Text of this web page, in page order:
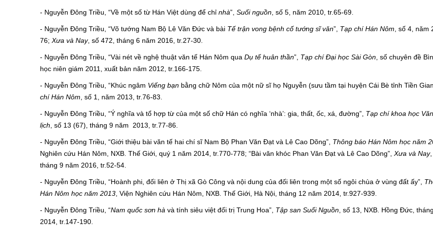
- Nguyễn Đông Triều, “Về một số từ Hán Việt dùng để chỉ nhà”, Suối nguồn , số 5, năm 2010, tr.65-69.
- Nguyễn Đông Triều, “Võ tướng Nam Bộ Lê Văn Đức và bài Tế trận vong bệnh cố tướng sĩ văn”, Tạp chí Hán Nôm , số 4, năm
76; Xưa và Nay, số 472, tháng 6 năm 2016, tr.27-30.
- Nguyễn Đông Triều, “Vài nét về nghệ thuật văn tế Hán Nôm qua Dụ tế huân thần”, Tạp chí Đại học Sài Gòn , số chuyên đề
học niên giám 2011, xuất bản năm 2012, tr.166-175.
- Nguyễn Đông Triều, “Khúc ngâm Viếng bạn bằng chữ Nôm của một nữ sĩ họ Nguyễn (sưu tầm tại huyện Cái Bè tỉnh Tiền
chí Hán Nôm , số 1, năm 2013, tr.76-83.
- Nguyễn Đông Triều, “Ý nghĩa và tổ hợp từ của một số chữ Hán có nghĩa ‘nhà’: gia, thất, ốc, xá, đường”, Tạp chí khoa học
lịch , số 13 (67), tháng 9 năm 2013, tr.77-86.
- Nguyễn Đông Triều, “Giới thiệu bài văn tế hai chí sĩ Nam Bộ Phan Văn Đạt và Lê Cao Dõng”, Thông báo Hán Nôm học năm
Nghiên cứu Hán Nôm, NXB. Thế Giới, quý 1 năm 2014, tr.770-778; “Bài văn khóc Phan Văn Đạt và Lê Cao Dõng”, Xưa và Nay,
tháng 9 năm 2016, tr.52-54.
- Nguyễn Đông Triều, “Hoành phi, đối liên ở Thị xã Gò Công và nội dung của đối liên trong một số ngôi chùa ở vùng đất ấy”,
Hán Nôm học năm 2013 , Viện Nghiên cứu Hán Nôm, NXB. Thế Giới, Hà Nội, tháng 12 năm 2014, tr.927-939.
- Nguyễn Đông Triều, “Nam quốc sơn hà và tính siêu việt đối trị Trung Hoa”, Tập san Suối Nguồn , số 13, NXB. Hồng Đức,
2014, tr.147-190.